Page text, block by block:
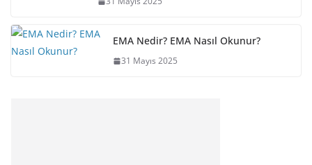
EMA Nedir? EMA Nasıl Okunur?
31 Mayıs 2025